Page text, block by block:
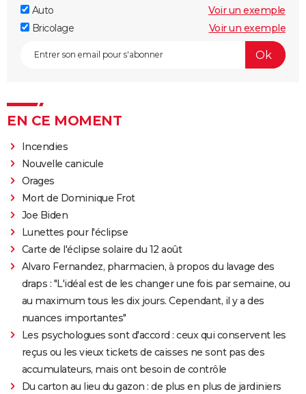
Auto
Voir un exemple
Bricolage
Voir un exemple
EN CE MOMENT
Incendies
Nouvelle canicule
Orages
Mort de Dominique Frot
Joe Biden
Lunettes pour l'éclipse
Carte de l'éclipse solaire du 12 août
Alvaro Fernandez, pharmacien, à propos du lavage des
draps : "L'idéal est de les changer une fois par semaine, ou
au maximum tous les dix jours. Cependant, il y a des
nuances importantes"
Les psychologues sont d'accord : ceux qui conservent les
reçus ou les vieux tickets de caisses ne sont pas des
accumulateurs, mais ont besoin de contrôle
Du carton au lieu du gazon : de plus en plus de jardiniers